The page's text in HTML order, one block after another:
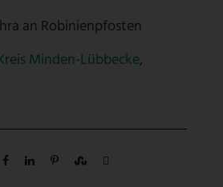
an Robinienpfosten
Minden-Lübbecke,